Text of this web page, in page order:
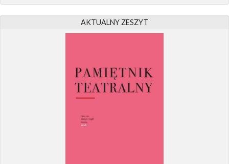
AKTUALNY ZESZYT